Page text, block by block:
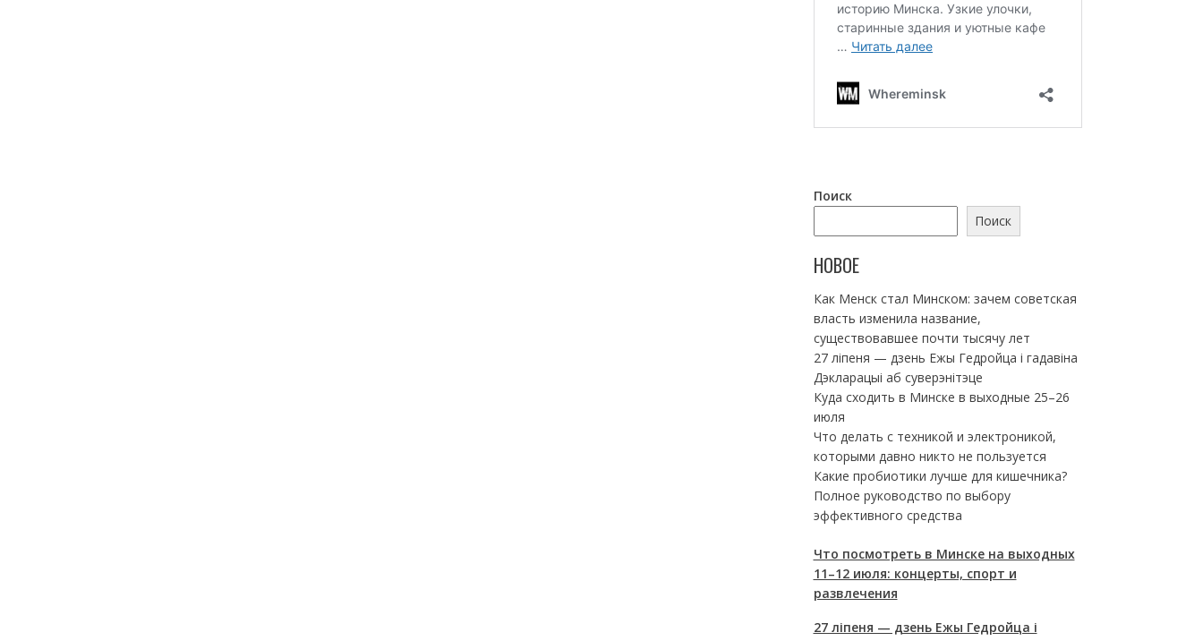
Поиск
Поиск
НОВОЕ
Как Менск стал Минском: зачем советская
власть изменила название,
существовавшее почти тысячу лет
27 ліпеня — дзень Ежы Гедройца і гадавіна
Дэкларацыі аб суверэнітэце
Куда сходить в Минске в выходные 25–26
июля
Что делать с техникой и электроникой,
которыми давно никто не пользуется
Какие пробиотики лучше для кишечника?
Полное руководство по выбору
эффективного средства
Что посмотреть в Минске на выходных
11–12 июля: концерты, спорт и
развлечения
27 ліпеня — дзень Ежы Гедройца і